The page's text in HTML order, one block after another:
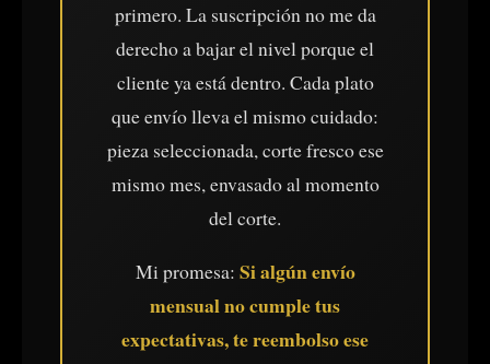
primero. La suscripción no me da
derecho a bajar el nivel porque el
cliente ya está dentro. Cada plato
que envío lleva el mismo cuidado:
pieza seleccionada, corte fresco ese
mismo mes, envasado al momento
del corte.
Mi promesa: Si algún envío
mensual no cumple tus
expectativas, te reembolso ese